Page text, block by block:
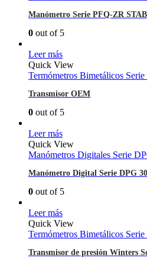
Manómetro Serie PFQ-ZR
0 out of 5
Leer más
Quick View
Termómetros Bimetálicos
Transmisor OEM
0 out of 5
Leer más
Quick View
Manómetros Digitales Serie
Manómetro Digital Serie DPG
0 out of 5
Leer más
Quick View
Termómetros Bimetálicos
Transmisor de presión Winters